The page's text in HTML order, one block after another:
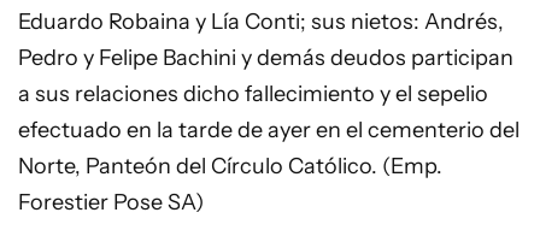
Eduardo Robaina y Lía Conti; sus nietos: Andrés,
Pedro y Felipe Bachini y demás deudos participan
a sus relaciones dicho fallecimiento y el sepelio
efectuado en la tarde de ayer en el cementerio del
Norte, Panteón del Círculo Católico. (Emp.
Forestier Pose SA)